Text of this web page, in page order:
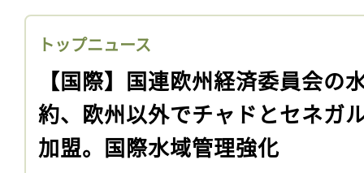
トップニュース
【国際】国連欧州経済委員会の
約、欧州以外でチャドとセネガ
加盟。国際水域管理強化